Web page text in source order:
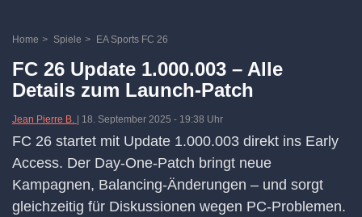
Home > Spiele > EA Sports FC 26
FC 26 Update 1.000.003 – Alle
Details zum Launch-Patch
Jean Pierre B. 18. September 2025 - 19:38 Uhr
FC 26 startet mit Update 1.000.003 direkt ins Early
Access. Der Day-One-Patch bringt neue
Kampagnen, Balancing-Änderungen – und sorgt
gleichzeitig für Diskussionen wegen PC-Problemen.